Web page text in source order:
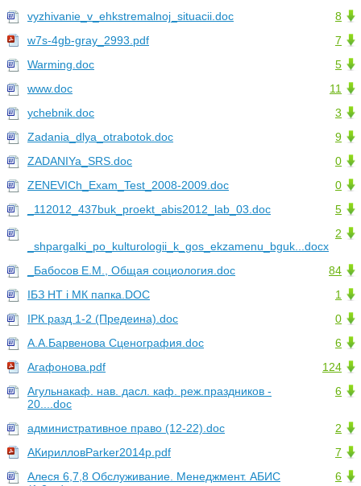
8
vyzhivanie_v_ehkstremalnoj_situacii.doc
7
w7s-4gb-gray_2993.pdf
5
Warming.doc
11
www.doc
3
ychebnik.doc
9
Zadania_dlya_otrabotok.doc
0
ZADANIYa_SRS.doc
0
ZENEVICh_Exam_Test_2008-2009.doc
5
_112012_437buk_proekt_abis2012_lab_03.doc
2
_shpargalki_po_kulturologii_k_gos_ekzamenu_bguk...docx
84
_Бабосов Е.М., Общая социология.doc
1
ІБЗ НТ і МК папка.DOC
0
ІРК разд 1-2 (Предеина).doc
6
А.А.Барвенова Сценография.doc
124
Агафонова.pdf
6
Агульнакаф. нав. дасл. каф. реж.праздников -
20....doc
2
административное право (12-22).doc
7
АКирилловParker2014p.pdf
6
Алеся 6,7,8 Обслуживание. Менеджмент. АБИС